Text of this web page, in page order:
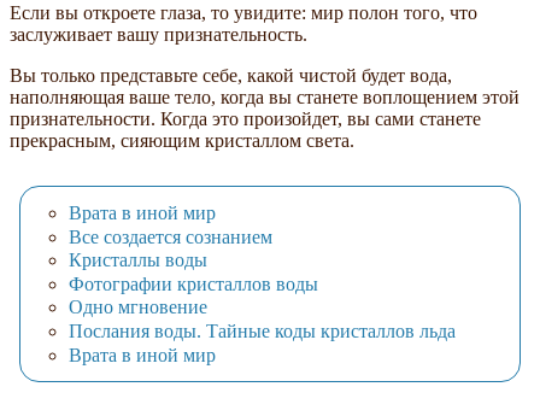
Если вы откроете глаза, то увидите: мир полон того, что
заслуживает вашу признательность.
Вы только представьте себе, какой чистой будет вода,
наполняющая ваше тело, когда вы станете воплощением этой
признательности. Когда это произойдет, вы сами станете
прекрасным, сияющим кристаллом света.
Врата в иной мир
Все создается сознанием
Кристаллы воды
Фотографии кристаллов воды
Одно мгновение
Послания воды. Тайные коды кристаллов льда
Врата в иной мир